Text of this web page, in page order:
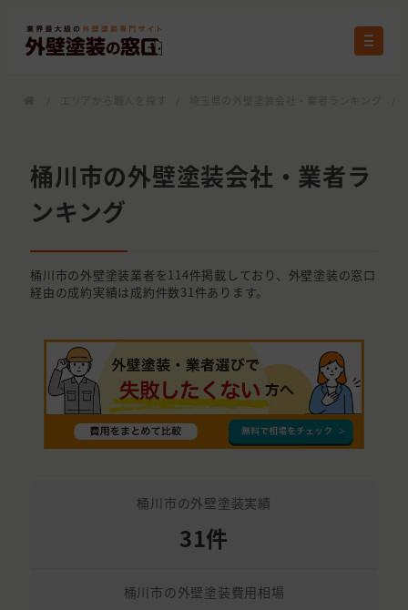
桶川市の外壁塗装会社・業者ラ
ンキング
桶川市の外壁塗装業者を114件掲載しており、外壁塗装の窓口
経由の成約実績は成約件数31件あります。
桶川市の外壁塗装実績
31件
桶川市の外壁塗装費用相場